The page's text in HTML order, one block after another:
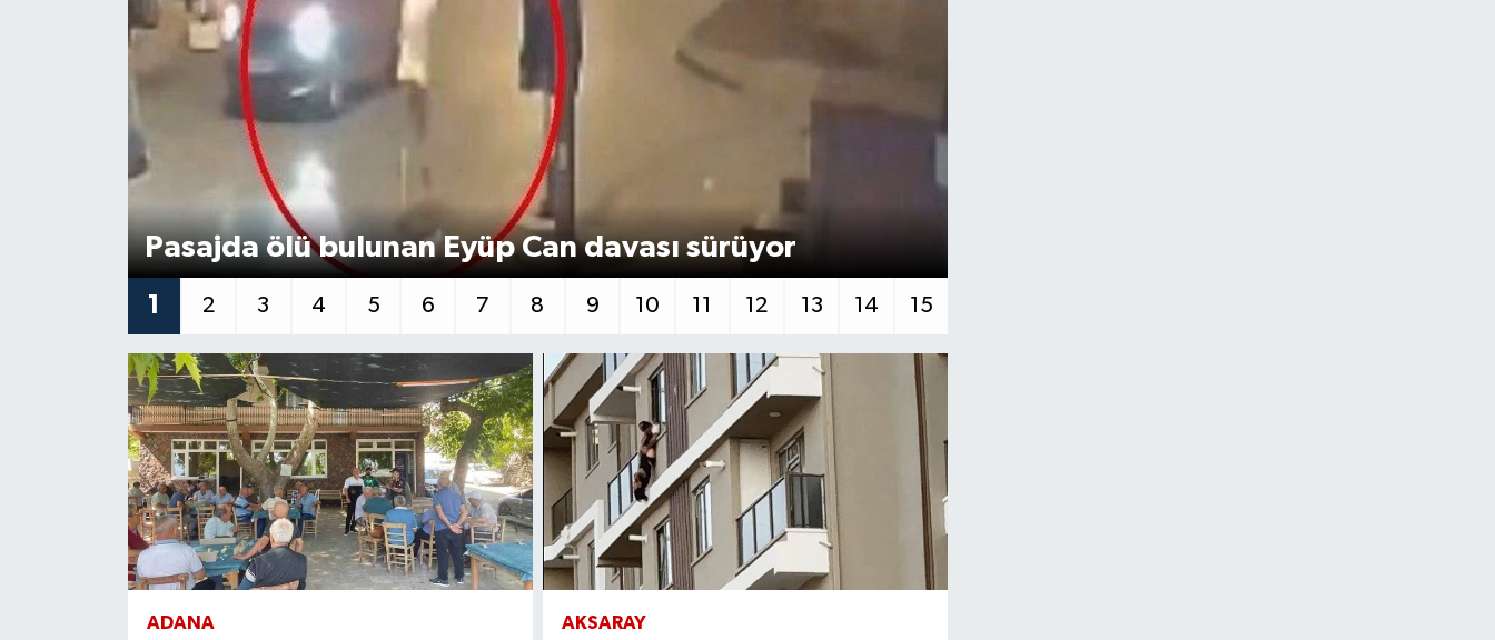
Pasajda ölü bulunan Eyüp Can davası sürüyor
1 2 3 4 5 6 7 8 9 10 11 12 13 14 15
ADANA AKSARAY
Teknoloji
Resmi İlan